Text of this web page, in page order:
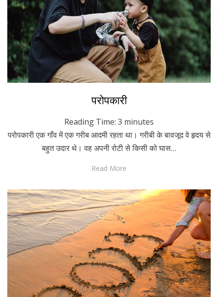
Posted
on
December 7, 2022
Hindi
परोपकारी
Reading Time: 3 minutes
परोपकारी एक गाँव में एक गरीब आदमी रहता था। गरीबी के बावजूद वे हृदय से
बहुत उदार थे। वह अपनी रोटी से किसी को घास…
Read More